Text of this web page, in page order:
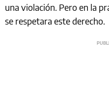
una violación. Pero en la
se respetara este derecho.